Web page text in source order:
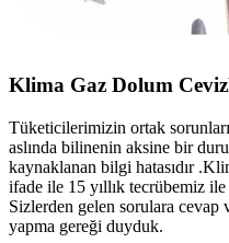
Klima Gaz Dolum
Tüketicilerimizin ortak
aslında bilinenin aksine bir
kaynaklanan bilgi hatasıdır
ifade ile 15 yıllık tecrübemiz
Sizlerden gelen sorulara cevap
yapma gereği duyduk.